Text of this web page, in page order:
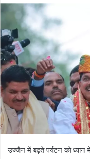
उज्जैन में बढ़ते पर्यटन को ध्यान